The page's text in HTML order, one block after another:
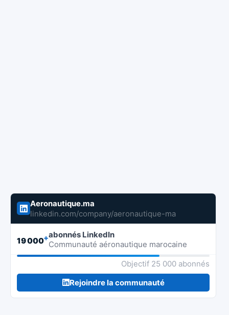
Aeronautique.ma
linkedin.com/company/aeronautique-ma
19 000+abonnés LinkedIn
Communauté aéronautique marocaine
Objectif 25 000 abonnés
Rejoindre la communauté